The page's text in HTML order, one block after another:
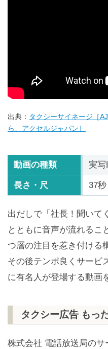
出典： タクシーサイネージ［
ら、アクセルジャパン］
動画の種類 実写
長さ・尺 37秒
出だしで「社長！聞いて
とともに音声が流れるこ
つ層の注目を惹き付ける
その後テンポ良くサービ
に有名人が登場する動画
タクシー広告 もっ
株式会社 電話放送局の